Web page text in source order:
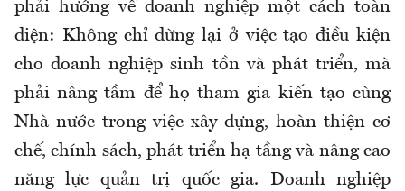
phải hướng về doanh nghiệp một cách toàn
diện: Không chỉ dừng lại ở việc tạo điều kiện
cho doanh nghiệp sinh tồn và phát triển, mà
phải nâng tầm để họ tham gia kiến tạo cùng
Nhà nước trong việc xây dựng, hoàn thiện cơ
chế, chính sách, phát triển hạ tầng và nâng cao
năng lực quản trị quốc gia. Doanh nghiệp